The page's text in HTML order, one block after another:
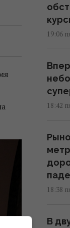
19:06
18:42
18:38
В